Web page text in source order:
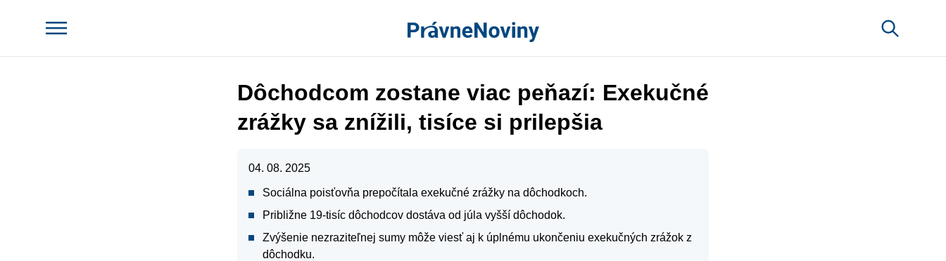
Dôchodcom zostane viac peňazí: Exekučné
zrážky sa znížili, tisíce si prilepšia
04. 08. 2025
Sociálna poisťovňa prepočítala exekučné zrážky na dôchodkoch.
Približne 19-tisíc dôchodcov dostáva od júla vyšší dôchodok.
Zvýšenie nezraziteľnej sumy môže viesť aj k úplnému ukončeniu exekučných zrážok z
dôchodku.